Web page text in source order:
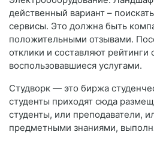
действенный вариант –
сервисы. Это должна быть
положительными отзывами.
отклики и составляют рейтинги
воспользовавшиеся услугами.
Студворк — это биржа
студенты приходят сюда
студенты, или преподаватели,
предметными знаниями,